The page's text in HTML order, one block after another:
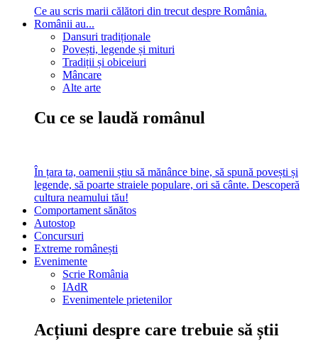
Ce au scris marii călători din trecut despre România.
Românii au...
Dansuri tradiționale
Povești, legende și mituri
Tradiții și obiceiuri
Mâncare
Alte arte
Cu ce se laudă românul
În țara ta, oamenii știu să mănânce bine, să spună povești și
legende, să poarte straiele populare, ori să cânte. Descoperă
cultura neamului tău!
Comportament sănătos
Autostop
Concursuri
Extreme românești
Evenimente
Scrie România
IAdR
Evenimentele prietenilor
Acțiuni despre care trebuie să știi